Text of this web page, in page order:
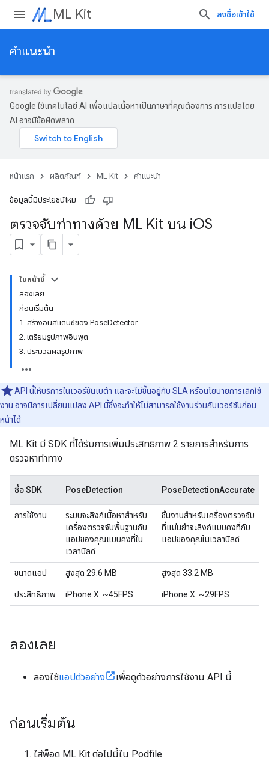
ML Kit ลงชื่อเข้าใช้
คำแนะนำ
Google ใช้เทคโนโลยี AI เพื่อแปลเนื้อหาเป็นภาษาที่คุณต้องการ การแปลโดย
AI อาจมีข้อผิดพลาด
หน้าแรก ผลิตภัณฑ์ ML Kit คำแนะนำ
ข้อมูลนี้มีประโยชน์ไหม
ตรวจจับท่าทางด้วย ML Kit บน iOS
ในหน้านี้
ลองเลย
ก่อนเริ่มต้น
1. สร้างอินสแตนซ์ของ PoseDetector
2. เตรียมรูปภาพอินพุต
3. ประมวลผลรูปภาพ
API นี้ให้บริการในเวอร์ชันเบต้า และจะไม่ขึ้นอยู่กับ SLA หรือนโยบายการเลิกใช้
งาน อาจมีการเปลี่ยนแปลง API นี้ซึ่งจะทำให้ไม่สามารถใช้งานร่วมกับเวอร์ชันก่อน
หน้าได้
ML Kit มี SDK ที่ได้รับการเพิ่มประสิทธิภาพ 2 รายการสำหรับการ
ตรวจหาท่าทาง
ชื่อ SDK PoseDetection PoseDetectionAccurate
การใช้งาน
ระบบจะลิงก์เนื้อหาสำหรับ
เครื่องตรวจจับพื้นฐานกับ
แอปของคุณแบบคงที่ใน
เวลาบิลด์
ชิ้นงานสำหรับเครื่องตรวจจับ
ที่แม่นยำจะลิงก์แบบคงที่กับ
แอปของคุณในเวลาบิลด์
ขนาดแอป สูงสุด 29.6 MB สูงสุด 33.2 MB
ประสิทธิภาพ iPhone X: ~45FPS iPhone X: ~29FPS
ลองเลย
ลองใช้แอปตัวอย่าง เพื่อดูตัวอย่างการใช้งาน API นี้
ก่อนเริ่มต้น
ใส่พ็อด ML Kit ต่อไปนี้ใน Podfile